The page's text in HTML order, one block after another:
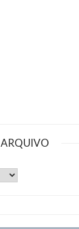
ARQUIVO